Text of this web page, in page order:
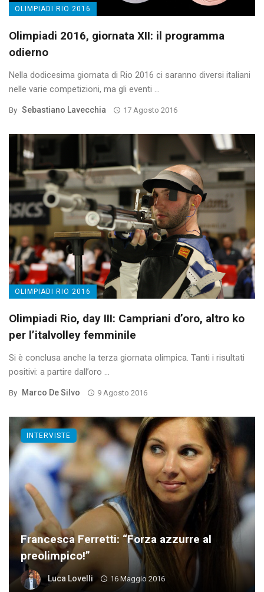
OLIMPIADI RIO 2016
Olimpiadi 2016, giornata XII: il programma
odierno
Nella dodicesima giornata di Rio 2016 ci saranno diversi italiani
nelle varie competizioni, ma gli eventi ...
By Sebastiano Lavecchia 17 Agosto 2016
OLIMPIADI RIO 2016
Olimpiadi Rio, day III: Campriani d’oro, altro ko
per l’italvolley femminile
Si è conclusa anche la terza giornata olimpica. Tanti i risultati
positivi: a partire dall’oro ...
By Marco De Silvo 9 Agosto 2016
Francesca Ferretti: “Forza azzurre al
preolimpico!”
Luca Lovelli 16 Maggio 2016
INTERVISTE